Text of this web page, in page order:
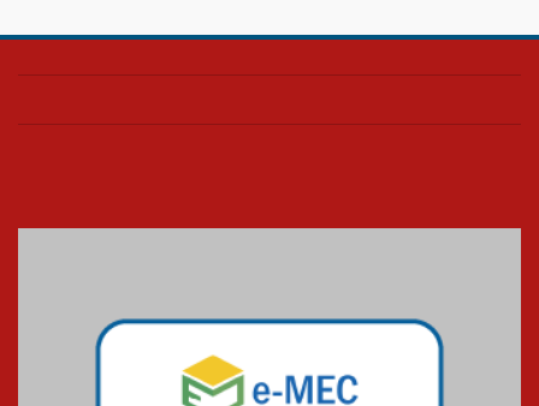
Confira como foi o culto mensal
Mackenzie mobiliza campanha
solidária para apoiar famílias em
Minas Gerais